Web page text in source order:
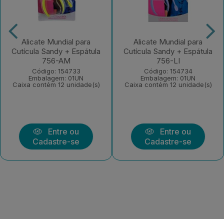
Alicate Mundial para
Cutícula Sandy + Espátula
756-AM
Código: 154733
Embalagem: 01UN
Caixa contém 12 unidade(s)
Entre ou
Cadastre-se
Alicate Mundial para
Cutícula Sandy + Espátula
756-LI
Código: 154734
Embalagem: 01UN
Caixa contém 12 unidade(s)
Entre ou
Cadastre-se